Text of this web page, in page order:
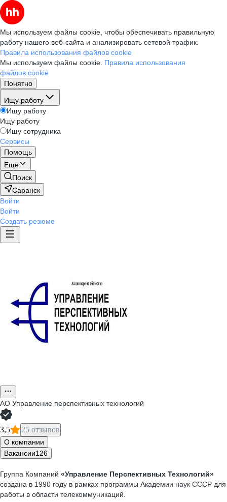
Мы используем файлы cookie, чтобы обеспечивать правильную
работу нашего веб-сайта и анализировать сетевой трафик.
Правила использования файлов cookie
Мы используем файлы cookie. Правила использования
файлов cookie
Понятно
Ищу работу
Ищу работу
Ищу работу
Ищу сотрудника
Сервисы
Помощь
Ещё
Поиск
Саранск
Войти
Войти
Создать резюме
АО Управление перспективных технологий
3,5 25 отзывов
О компании
Вакансии126
Группа Компаний «Управление Перспективных Технологий»
создана в 1990 году в рамках программы Академии наук СССР для
работы в области телекоммуникаций.